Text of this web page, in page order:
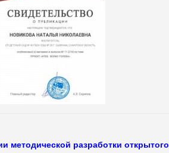
методической разработки открытого